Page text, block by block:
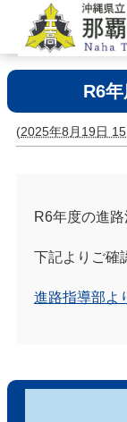
R6
(2025年8月19日
R6年度の進路
下記よりご確
進路指導部よ